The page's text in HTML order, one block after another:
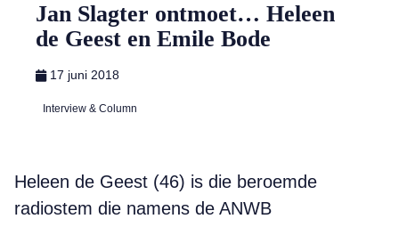
Jan Slagter ontmoet… Heleen
de Geest en Emile Bode
17 juni 2018
Interview & Column
Heleen de Geest (46) is die beroemde
radiostem die namens de ANWB